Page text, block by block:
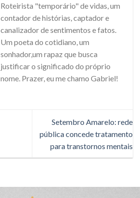
Roteirista "temporário" de vidas, um
contador de histórias, captador e
canalizador de sentimentos e fatos.
Um poeta do cotidiano, um
sonhador,um rapaz que busca
justificar o significado do próprio
nome. Prazer, eu me chamo Gabriel!
Setembro Amarelo: rede
pública concede tratamento
para transtornos mentais